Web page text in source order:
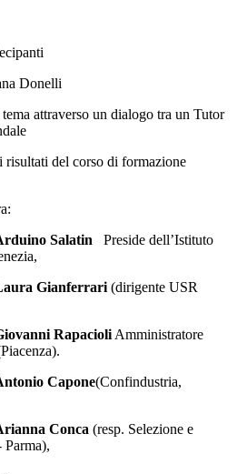
Donelli
attraverso un dialogo tra un Tutor
risultati del corso di formazione
Preside dell’Istituto
(dirigente USR
Amministratore
(Confindustria,
(resp. Selezione e